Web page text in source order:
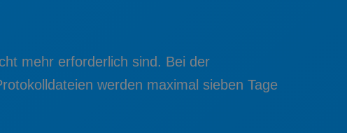
mehr erforderlich sind. Bei der
werden maximal sieben Tage